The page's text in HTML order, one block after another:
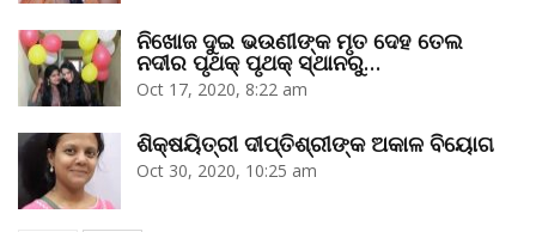
ନିଖୋଜ ଦୁଇ ଭଉଣୀଙ୍କ ମୃତ ଦେହ ତେଲ
ନଦୀର ପୃଥକ୍‌ ପୃଥକ୍‌ ସ୍ଥାନରୁ…
Oct 17, 2020, 8:22 am
ଶିକ୍ଷୟିତ୍ରୀ ଦୀପ୍ତିଶ୍ରୀଙ୍କ ଅକାଳ ବିୟୋଗ
Oct 30, 2020, 10:25 am